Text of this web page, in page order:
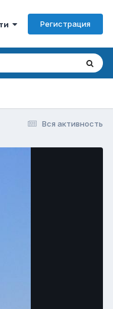
Регистрация
Вся активность